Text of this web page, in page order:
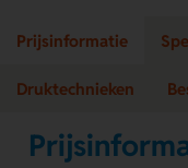
Prijsinformatie
Druktechnieken